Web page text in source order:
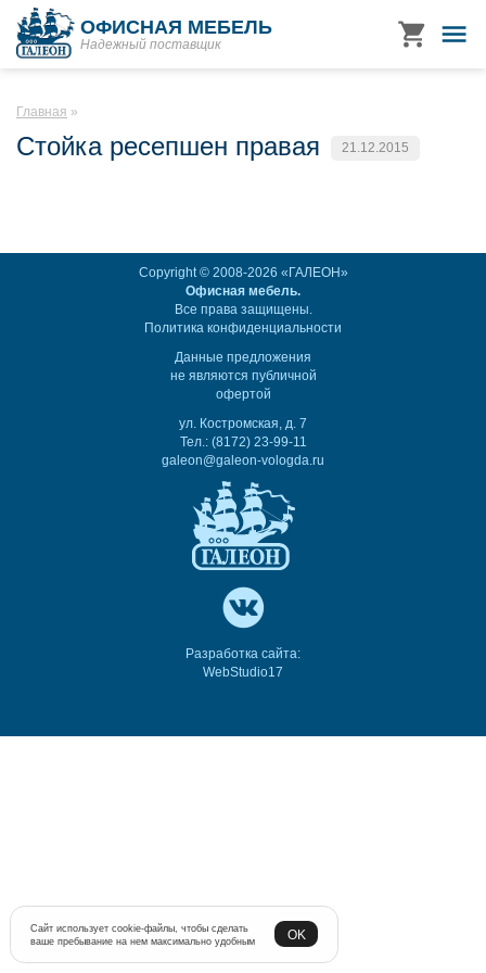
ОФИСНАЯ МЕБЕЛЬ
Надежный поставщик
Главная
Стойка ресепшен правая 21.12.2015
Copyright © 2008-2026 «ГАЛЕОН»
Офисная мебель.
Все права защищены.
Политика конфиденциальности
Данные предложения
не являются публичной
офертой
ул. Костромская, д. 7
Тел.: (8172) 23-99-11
galeon@galeon-vologda.ru
Разработка сайта:
WebStudio17
Сайт использует cookie-файлы, чтобы сделать
ваше пребывание на нем максимально удобным
OK